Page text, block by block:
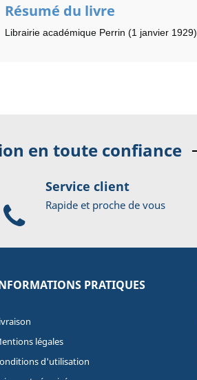
Résumé du livre
Librairie académique Perrin (1 janvier 1929)
en toute confiance
Service client
Rapide et proche de vous
PRATIQUES
légales
d'utilisation